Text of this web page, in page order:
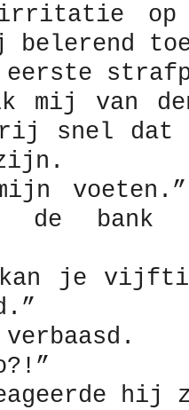
op
belerend
mij van den
snel dat
de bank
je
hij